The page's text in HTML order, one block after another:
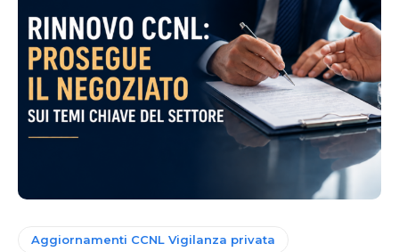
Aggiornamenti CCNL Vigilanza privata